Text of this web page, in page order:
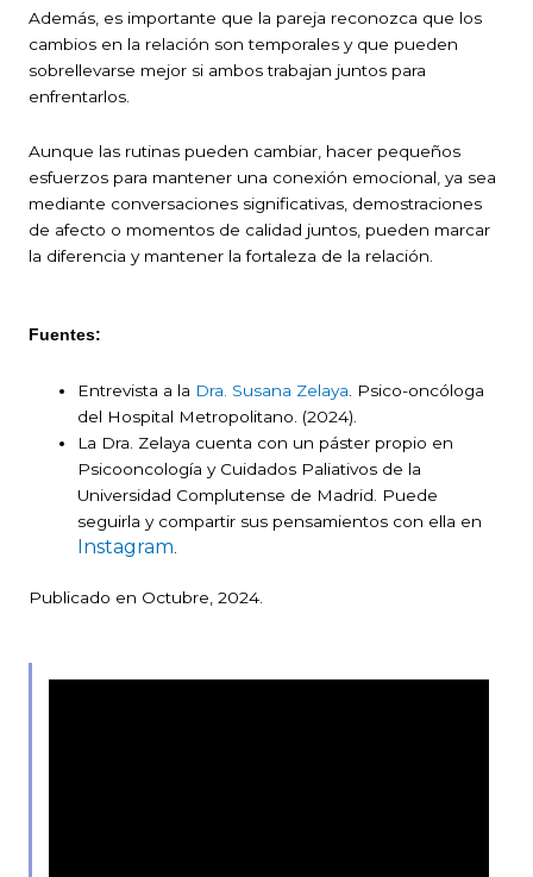
Además, es importante que la pareja reconozca que los
cambios en la relación son temporales y que pueden
sobrellevarse mejor si ambos trabajan juntos para
enfrentarlos.
Aunque las rutinas pueden cambiar, hacer pequeños
esfuerzos para mantener una conexión emocional, ya sea
mediante conversaciones significativas, demostraciones
de afecto o momentos de calidad juntos, pueden marcar
la diferencia y mantener la fortaleza de la relación.
Fuentes:
Entrevista a la Dra. Susana Zelaya . Psico-oncóloga
del Hospital Metropolitano. (2024).
La Dra. Zelaya cuenta con un páster propio en
Psicooncología y Cuidados Paliativos de la
Universidad Complutense de Madrid. Puede
seguirla y compartir sus pensamientos con ella en
Instagram
Publicado en Octubre, 2024.